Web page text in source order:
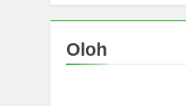
Oloh